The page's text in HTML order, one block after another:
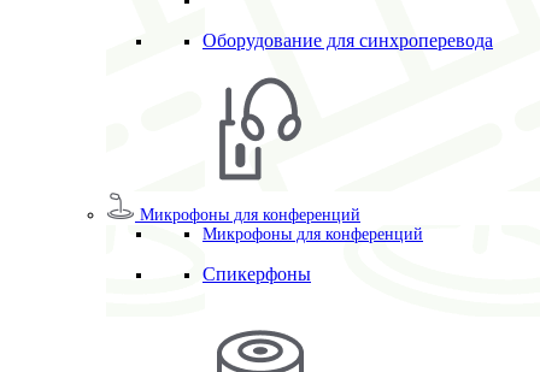
Оборудование для синхроперевода
Микрофоны для конференций
Микрофоны для конференций
Спикерфоны